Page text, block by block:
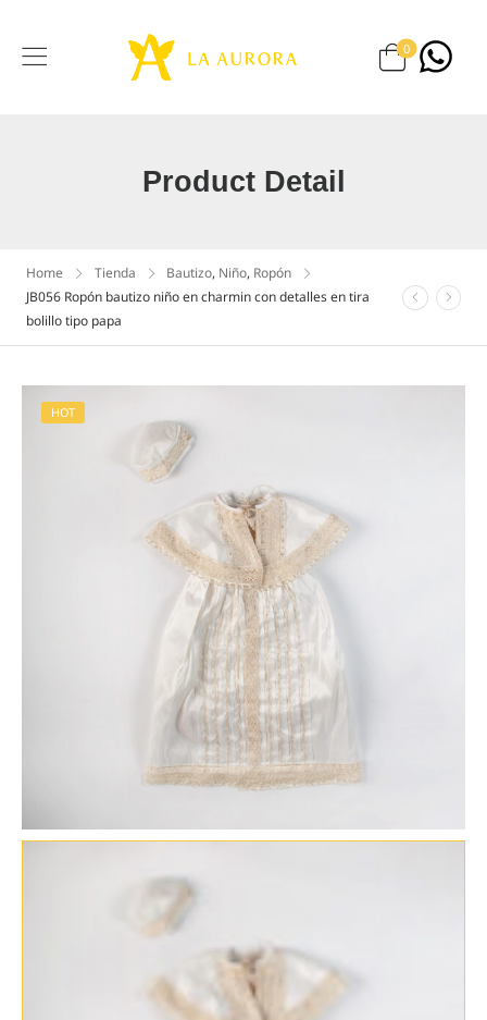
0
Product Detail
Home Tienda Bautizo, Niño, Ropón
JB056 Ropón bautizo niño en charmin con detalles en tira
bolillo tipo papa
HOT